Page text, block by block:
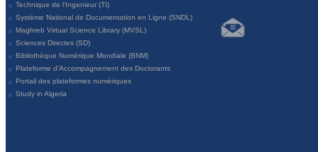
Technique de l'Ingenieur (TI)
Système National de Documentation en Ligne (SNDL)
Maghreb Virtual Science Library (MVSL)
Sciences Directes (SD)
Bibliothèque Numérique Mondiale (BNM)
Plateforme d'Accompagnement des Doctorants
Portail des plateformes numériques
Study in Algeria